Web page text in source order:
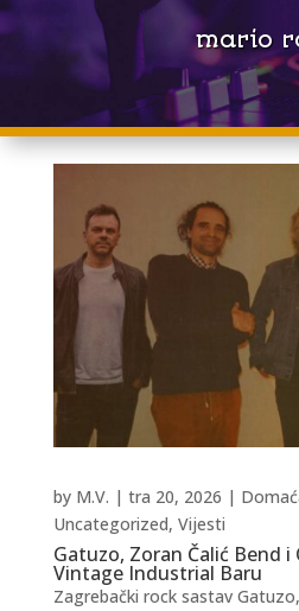
mario
Gatuzo, Zoran Čalić Bend i
Vintage Industrial Baru
by M.V. | tra 20, 2026 |
Uncategorized, Vijesti
Zagrebački rock sastav